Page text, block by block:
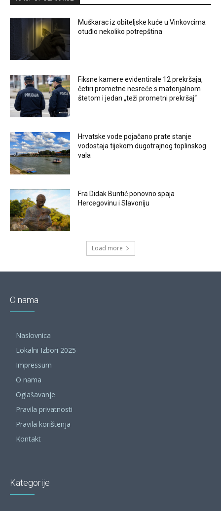
Muškarac iz obiteljske kuće u Vinkovcima
otuđio nekoliko potrepština
Fiksne kamere evidentirale 12 prekršaja,
četiri prometne nesreće s materijalnom
štetom i jedan „teži prometni prekršaj“
Hrvatske vode pojačano prate stanje
vodostaja tijekom dugotrajnog toplinskog
vala
Fra Didak Buntić ponovno spaja
Hercegovinu i Slavoniju
Load more
O nama
Naslovnica
Lokalni Izbori 2025
Impressum
O nama
Oglašavanje
Pravila privatnosti
Pravila korištenja
Kontakt
Kategorije